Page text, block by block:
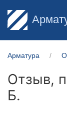
Арматура
Отзыв,
Б.